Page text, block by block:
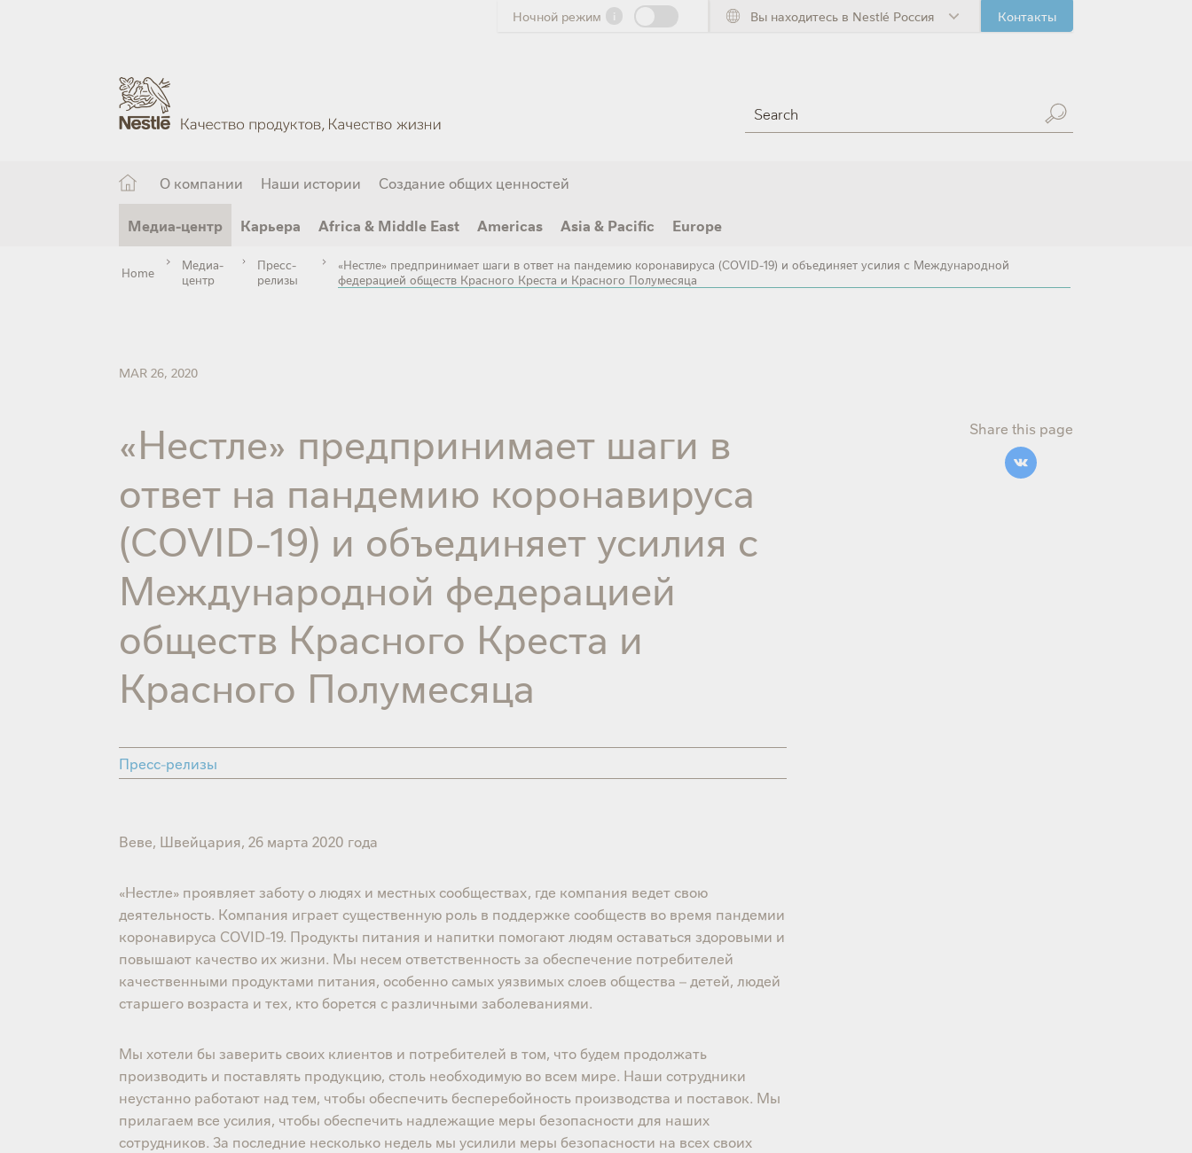
Ночной режим i Вы находитесь в Nestlé Россия Контакты
О компании Наши истории Создание общих ценностей
Медиа-центр Карьера Africa & Middle East Americas Asia & Pacific Europe
Home
Медиа-
центр
Пресс-
релизы
«Нестле» предпринимает шаги в ответ на пандемию коронавируса (COVID-19) и объединяет усилия с Международной
федерацией обществ Красного Креста и Красного Полумесяца
«Нестле» предпринимает шаги в
ответ на пандемию коронавируса
(COVID-19) и объединяет усилия с
Международной федерацией
обществ Красного Креста и
Красного Полумесяца
Share this page
MAR 26, 2020
Пресс-релизы
Веве, Швейцария, 26 марта 2020 года
«Нестле» проявляет заботу о людях и местных сообществах, где компания ведет свою
деятельность. Компания играет существенную роль в поддержке сообществ во время пандемии
коронавируса COVID-19. Продукты питания и напитки помогают людям оставаться здоровыми и
повышают качество их жизни. Мы несем ответственность за обеспечение потребителей
качественными продуктами питания, особенно самых уязвимых слоев общества – детей, людей
старшего возраста и тех, кто борется с различными заболеваниями.
Мы хотели бы заверить своих клиентов и потребителей в том, что будем продолжать
производить и поставлять продукцию, столь необходимую во всем мире. Наши сотрудники
неустанно работают над тем, чтобы обеспечить бесперебойность производства и поставок. Мы
прилагаем все усилия, чтобы обеспечить надлежащие меры безопасности для наших
сотрудников. За последние несколько недель мы усилили меры безопасности на всех своих